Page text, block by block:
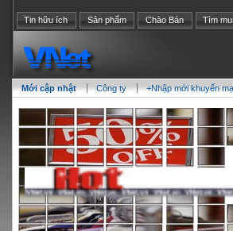
Tin hữu ích Sản phẩm Chào Bán Tìm
Mới cập nhật Công ty +Nhập mới khuyến